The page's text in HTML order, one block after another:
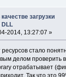
загрузки
DLL
2014, 13:27:07 »
стало
делом проверить
отрабатывает
Так что это